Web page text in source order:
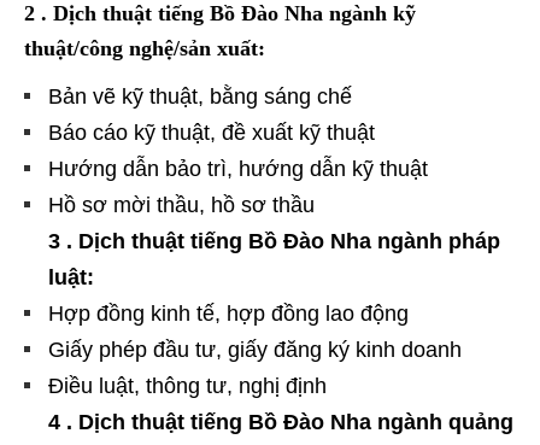
2 . Dịch thuật tiếng Bồ Đào Nha ngành kỹ
thuật/công nghệ/sản xuất:
Bản vẽ kỹ thuật, bằng sáng chế
Báo cáo kỹ thuật, đề xuất kỹ thuật
Hướng dẫn bảo trì, hướng dẫn kỹ thuật
Hồ sơ mời thầu, hồ sơ thầu
3 . Dịch thuật tiếng Bồ Đào Nha ngành pháp
luật:
Hợp đồng kinh tế, hợp đồng lao động
Giấy phép đầu tư, giấy đăng ký kinh doanh
Điều luật, thông tư, nghị định
4 . Dịch thuật tiếng Bồ Đào Nha ngành quảng